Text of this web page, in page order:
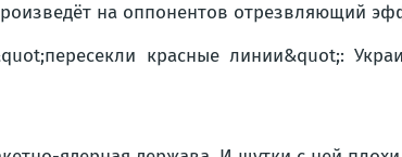
на оппонентов отрезвляющий